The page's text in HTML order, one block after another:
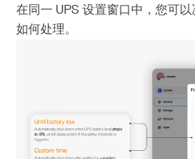
在同一 UPS 设置窗口中，您可
如何处理。